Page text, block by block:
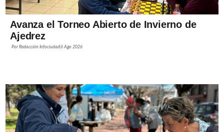
Avanza el Torneo Abierto de Invierno de
Ajedrez
PorRedacción Infociudad6 Ago 2026